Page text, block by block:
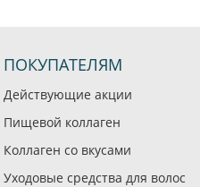
ПОКУПАТЕЛЯМ
Действующие акции
Пищевой коллаген
Коллаген со вкусами
Уходовые средства для волос